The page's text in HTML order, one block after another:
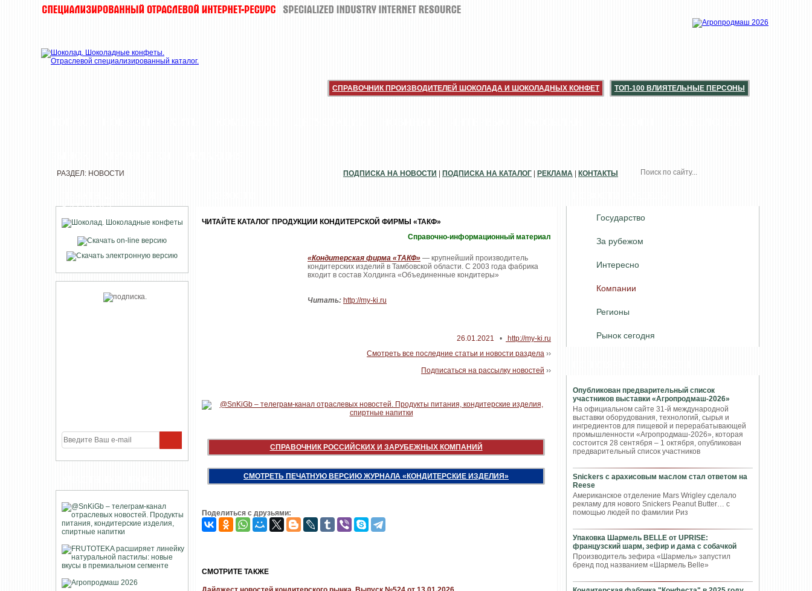
СПРАВОЧНИК ПРОИЗВОДИТЕЛЕЙ ШОКОЛАДА И ШОКОЛАДНЫХ КОНФЕТ ТОП-100 ВЛИЯТЕЛЬНЫЕ ПЕРСОНЫ
КАТАЛОГА
Государство
За рубежом
Интересно
Компании
Регионы
Рынок сегодня
Опубликован предварительный список
участников выставки «Агропродмаш-2026»
На официальном сайте 31-й международной
выставки оборудования, технологий, сырья и
ингредиентов для пищевой и перерабатывающей
промышленности «Агропродмаш-2026», которая
состоится 28 сентября – 1 октября, опубликован
предварительный список участников
Snickers с арахисовым маслом стал ответом на
Reese
Американское отделение Mars Wrigley сделало
рекламу для нового Snickers Peanut Butter… с
помощью людей по фамилии Риз
Упаковка Шармель BELLE от UPRISE:
французский шарм, зефир и дама с собачкой
Производитель зефира «Шармель» запустил
бренд под названием «Шармель Belle»
РАЗДЕЛ: НОВОСТИ ПОДПИСКА НА НОВОСТИ ПОДПИСКА НА КАТАЛОГ РЕКЛАМА КОНТАКТЫ
ЧИТАЙТЕ КАТАЛОГ ПРОДУКЦИИ КОНДИТЕРСКОЙ ФИРМЫ «ТАКФ»
Справочно-информационный материал
«Кондитерская фирма «ТАКФ» — крупнейший производитель
кондитерских изделий в Тамбовской области. С 2003 года фабрика
входит в состав Холдинга «Объединенные кондитеры»
Читать: http://my-ki.ru
26.01.2021 •
http://my-ki.ru
Смотреть все последние статьи и новости раздела ››
Подписаться на рассылку новостей ››
СПРАВОЧНИК РОССИЙСКИХ И ЗАРУБЕЖНЫХ КОМПАНИЙ
СМОТРЕТЬ ПЕЧАТНУЮ ВЕРСИЮ ЖУРНАЛА «КОНДИТЕРСКИЕ ИЗДЕЛИЯ»
Поделиться с друзьями:
CМОТРИТЕ ТАКЖЕ